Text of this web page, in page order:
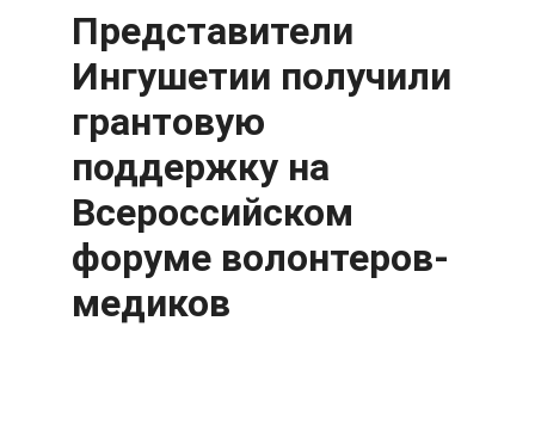
Представители
Ингушетии получили
грантовую
поддержку на
Всероссийском
форуме волонтеров-
медиков